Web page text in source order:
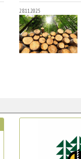
28.11.2025